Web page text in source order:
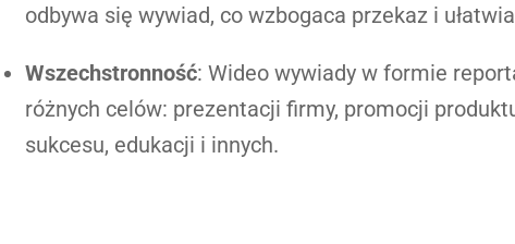
odbywa się wywiad, co wzbogaca przekaz i
Wszechstronność: Wideo wywiady w formie
różnych celów: prezentacji firmy, promocji
sukcesu, edukacji i innych.